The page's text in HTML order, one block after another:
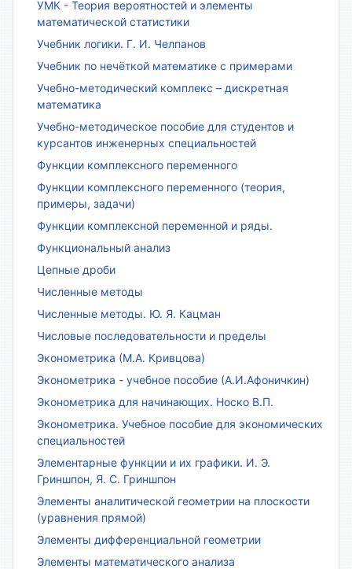
УМК - Теория вероятностей и элементы
математической статистики
Учебник логики. Г. И. Челпанов
Учебник по нечёткой математике с примерами
Учебно-методический комплекс – дискретная
математика
Учебно-методическое пособие для студентов и
курсантов инженерных специальностей
Функции комплексного переменного
Функции комплексного переменного (теория,
примеры, задачи)
Функции комплексной переменной и ряды.
Функциональный анализ
Цепные дроби
Численные методы
Численные методы. Ю. Я. Кацман
Числовые последовательности и пределы
Эконометрика (М.А. Кривцова)
Эконометрика - учебное пособие (А.И.Афоничкин)
Эконометрика для начинающих. Носко В.П.
Эконометрика. Учебное пособие для экономических
специальностей
Элементарные функции и их графики. И. Э.
Гриншпон, Я. С. Гриншпон
Элементы аналитической геометрии на плоскости
(уравнения прямой)
Элементы дифференциальной геометрии
Элементы математического анализа